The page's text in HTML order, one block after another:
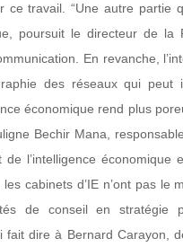
ce travail. “Une autre partie
poursuit le directeur de la
En revanche,
des réseaux qui peut
économique rend plus
Bechir Mana,
l’intelligence économique
cabinets d’IE n’ont pas le
de conseil en stratégie
fait dire à Bernard Carayon,